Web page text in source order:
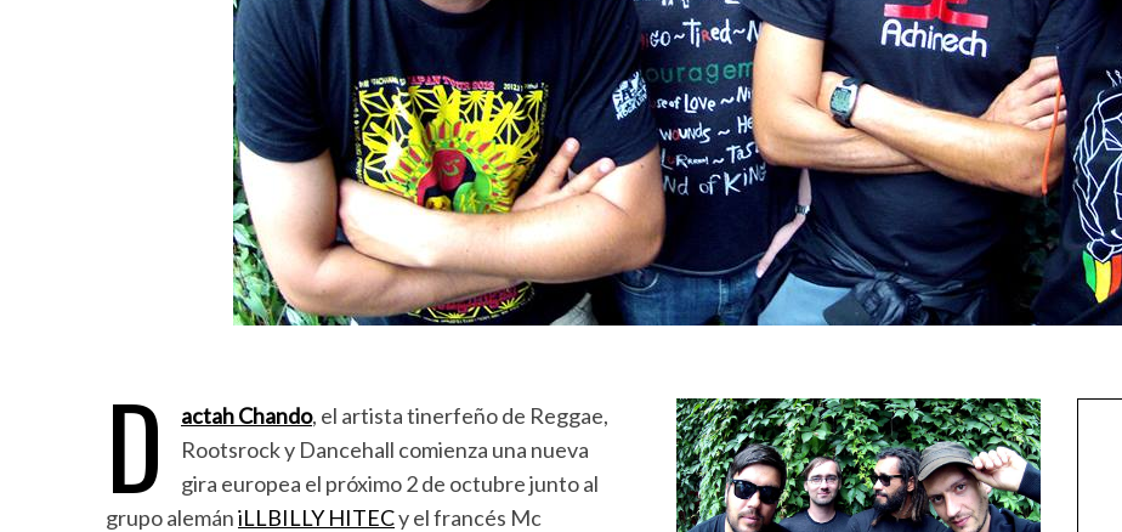
D actah Chando, el artista tinerfeño de Reggae,
Rootsrock y Dancehall comienza una nueva
gira europea el próximo 2 de octubre junto al
grupo alemániLLBILLY HITECy el francés Mc